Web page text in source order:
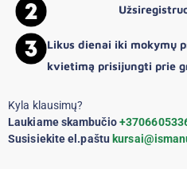
Likus dienai iki mokymų
kvietimą prisijungti prie
Kyla klausimų?
Laukiame skambučio
Susisiekite el.paštu